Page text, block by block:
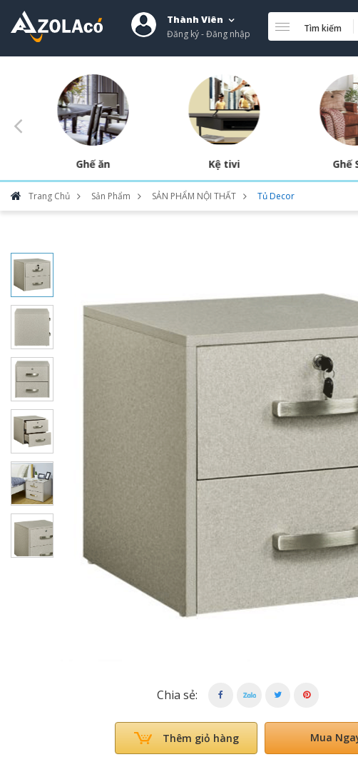
Thành Viên
Đăng ký - Đăng nhập Tìm kiếm
Ghế ăn Kệ tivi Ghế
Trang Chủ Sản Phẩm SẢN PHẨM NỘI THẤT Tủ Decor
Chia sẻ:
Thêm giỏ hàng Mua